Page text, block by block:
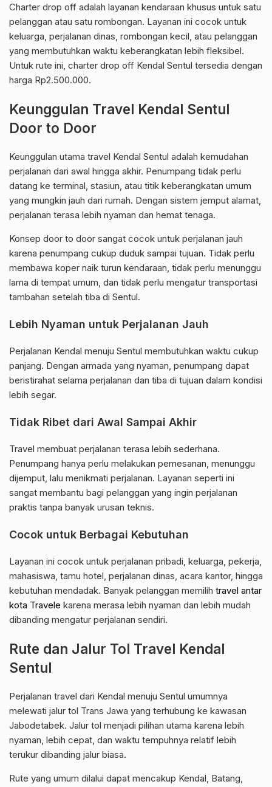
Charter drop off adalah layanan kendaraan khusus untuk satu
pelanggan atau satu rombongan. Layanan ini cocok untuk
keluarga, perjalanan dinas, rombongan kecil, atau pelanggan
yang membutuhkan waktu keberangkatan lebih fleksibel.
Untuk rute ini, charter drop off Kendal Sentul tersedia dengan
harga Rp2.500.000.
Keunggulan Travel Kendal Sentul
Door to Door
Keunggulan utama travel Kendal Sentul adalah kemudahan
perjalanan dari awal hingga akhir. Penumpang tidak perlu
datang ke terminal, stasiun, atau titik keberangkatan umum
yang mungkin jauh dari rumah. Dengan sistem jemput alamat,
perjalanan terasa lebih nyaman dan hemat tenaga.
Konsep door to door sangat cocok untuk perjalanan jauh
karena penumpang cukup duduk sampai tujuan. Tidak perlu
membawa koper naik turun kendaraan, tidak perlu menunggu
lama di tempat umum, dan tidak perlu mengatur transportasi
tambahan setelah tiba di Sentul.
Lebih Nyaman untuk Perjalanan Jauh
Perjalanan Kendal menuju Sentul membutuhkan waktu cukup
panjang. Dengan armada yang nyaman, penumpang dapat
beristirahat selama perjalanan dan tiba di tujuan dalam kondisi
lebih segar.
Tidak Ribet dari Awal Sampai Akhir
Travel membuat perjalanan terasa lebih sederhana.
Penumpang hanya perlu melakukan pemesanan, menunggu
dijemput, lalu menikmati perjalanan. Layanan seperti ini
sangat membantu bagi pelanggan yang ingin perjalanan
praktis tanpa banyak urusan teknis.
Cocok untuk Berbagai Kebutuhan
Layanan ini cocok untuk perjalanan pribadi, keluarga, pekerja,
mahasiswa, tamu hotel, perjalanan dinas, acara kantor, hingga
kebutuhan mendadak. Banyak pelanggan memilih travel antar
kota Travele karena merasa lebih nyaman dan lebih mudah
dibanding mengatur perjalanan sendiri.
Rute dan Jalur Tol Travel Kendal
Sentul
Perjalanan travel dari Kendal menuju Sentul umumnya
melewati jalur tol Trans Jawa yang terhubung ke kawasan
Jabodetabek. Jalur tol menjadi pilihan utama karena lebih
nyaman, lebih cepat, dan waktu tempuhnya relatif lebih
terukur dibanding jalur biasa.
Rute yang umum dilalui dapat mencakup Kendal, Batang,